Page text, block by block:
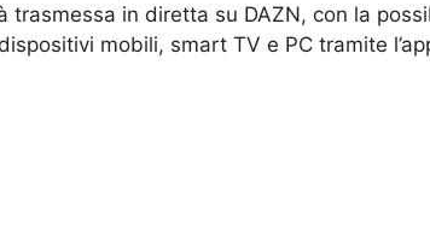
trasmessa in diretta su DAZN, con la
mobili, smart TV e PC tramite